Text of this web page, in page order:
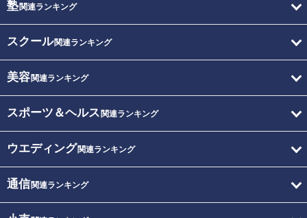
塾関連ランキング
スクール関連ランキング
美容関連ランキング
スポーツ＆ヘルス 関連ランキング
ウエディング関連ランキング
通信関連ランキング